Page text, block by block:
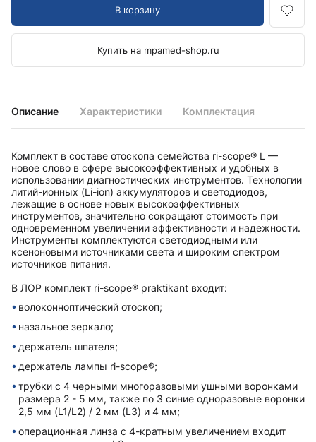
Описание Характеристики Комплектация
Комплект в составе отоскопа семейства ri-scope® L —
новое слово в сфере высокоэффективных и удобных в
использовании диагностических инструментов. Технологии
литий-ионных (Li-ion) аккумуляторов и светодиодов,
лежащие в основе новых высокоэффективных
инструментов, значительно сокращают стоимость при
одновременном увеличении эффективности и надежности.
Инструменты комплектуются светодиодными или
ксеноновыми источниками света и широким спектром
источников питания.
В ЛОР комплект ri-scope® praktikant входит:
волоконноптический отоскоп;
назальное зеркало;
держатель шпателя;
держатель лампы ri-scope®;
трубки с 4 черными многоразовыми ушными воронками
размера 2 - 5 мм, также по 3 синие одноразовые воронки
2,5 мм (L1/L2) / 2 мм (L3) и 4 мм;
операционная линза с 4-кратным увеличением входит
В корзину
Купить на mpamed-shop.ru